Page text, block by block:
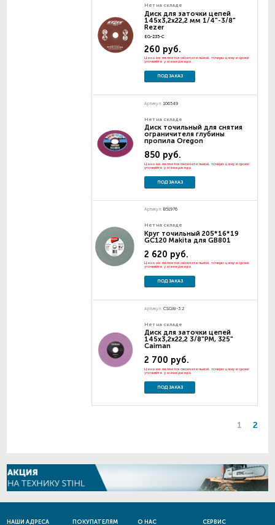
Нет на складе
Диск для заточки цепей
145х3,2х22,2 мм 1/4"-3/8"
Rezer
EG-235-C
260 руб.
Цена не является окончательной, точную цену и сроки
уточняйте у менеджера
ПОД ЗАКАЗ
Артикул: 106549
Нет на складе
Диск точильный для снятия
ограничителя глубины
пропила Oregon
850 руб.
Цена не является окончательной, точную цену и сроки
уточняйте у менеджера
ПОД ЗАКАЗ
Артикул: B51976
Нет на складе
Круг точильный 205*16*19
GC120 Makita для GB801
2 620 руб.
Цена не является окончательной, точную цену и сроки
уточняйте у менеджера
ПОД ЗАКАЗ
Артикул: CSGW-3.2
Нет на складе
Диск для заточки цепей
145х3,2х22,2 3/8"РМ, 325"
Caiman
2 700 руб.
Цена не является окончательной, точную цену и сроки
уточняйте у менеджера
ПОД ЗАКАЗ
1 2
НАШИ АДРЕСА ПОКУПАТЕЛЯМ О НАС СЕРВИС